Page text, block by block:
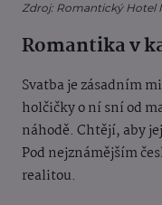
Zdroj: Romantický Hotel
Romantika v
Svatba je zásadním
holčičky o ní sní od
náhodě. Chtějí, aby
Pod nejznámějším
realitou.